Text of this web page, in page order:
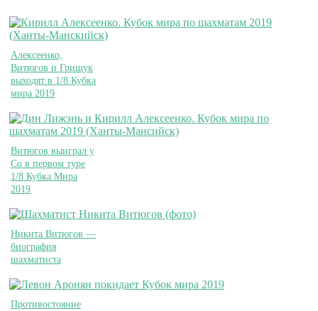
Алексеенко,
Витюгов и Грищук
выходят в 1/8 Кубка
мира 2019
Витюгов выиграл у
Со в первом туре
1/8 Кубка Мира
2019
Никита Витюгов —
биография
шахматиста
Противостояние